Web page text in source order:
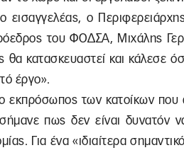
εισαγγελέας, ο
του ΦΟΔΣΑ, Μιχάλης
κατασκευαστεί και κάλεσε
έργο».
εκπρόσωπος των κατοίκων που
πως δεν είναι δυνατόν
Για ένα «ιδιαίτερα